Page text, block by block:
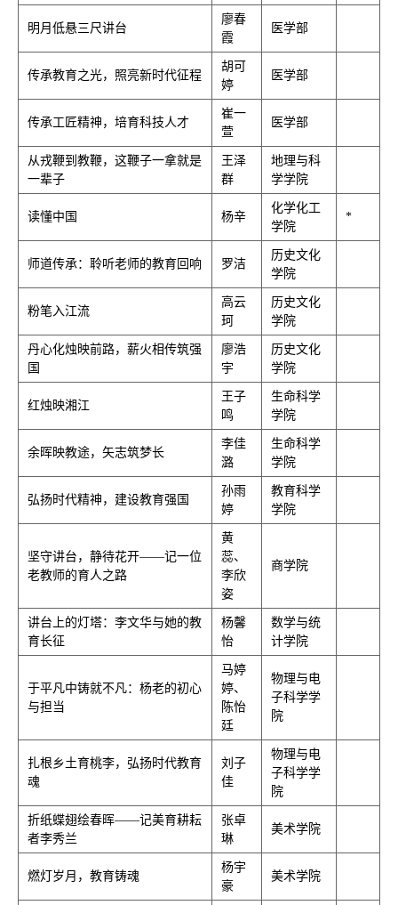
明月低悬三尺讲台
廖春
霞
医学部
传承教育之光，照亮新时代征程
胡可
婷
医学部
传承工匠精神，培育科技人才
崔一
萱
医学部
从戎鞭到教鞭，这鞭子一拿就是
一辈子
王泽
群
地理与科
学学院
读懂中国 杨辛
化学化工
学院
*
师道传承：聆听老师的教育回响 罗洁
历史文化
学院
粉笔入江流
高云
珂
历史文化
学院
丹心化烛映前路，薪火相传筑强
国
廖浩
宇
历史文化
学院
红烛映湘江
王子
鸣
生命科学
学院
余晖映教途，矢志筑梦长
李佳
潞
生命科学
学院
弘扬时代精神，建设教育强国
孙雨
婷
教育科学
学院
坚守讲台，静待花开——记一位
老教师的育人之路
黄
蕊、
李欣
姿
商学院
讲台上的灯塔：李文华与她的教
育长征
杨馨
怡
数学与统
计学院
于平凡中铸就不凡：杨老的初心
与担当
马婷
婷、
陈怡
廷
物理与电
子科学学
院
扎根乡土育桃李，弘扬时代教育
魂
刘子
佳
物理与电
子科学学
院
折纸蝶翅绘春晖——记美育耕耘
者李秀兰
张卓
琳
美术学院
燃灯岁月，教育铸魂
杨宇
豪
美术学院